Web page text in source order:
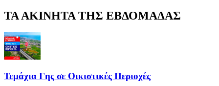
ΤΑ ΑΚΙΝΗΤΑ ΤΗΣ ΕΒΔΟΜΑΔΑΣ
Τεμάχια Γης σε Οικιστικές Περιοχές